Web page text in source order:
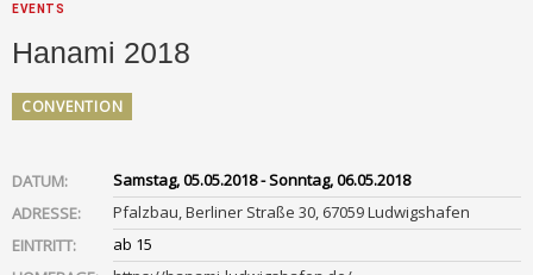
EVENTS
Hanami 2018
CONVENTION
DATUM:
Samstag, 05.05.2018 - Sonntag, 06.05.2018
ADRESSE:
Pfalzbau, Berliner Straße 30, 67059 Ludwigshafen
EINTRITT:
ab 15